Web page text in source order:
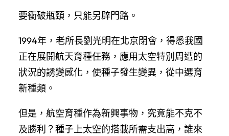
要衝破瓶頸，只能另辟門路。
1994年，老所長劉光明在北京閉會，得悉我國
正在展開航天育種任務，應用太空特別周遭的
狀況的誘變感化，使種子發生變異，從中選育
新種類。
但是，航空育種作為新興事物，究竟能不克不
及勝利？種子上太空的搭載所需支出高，誰來